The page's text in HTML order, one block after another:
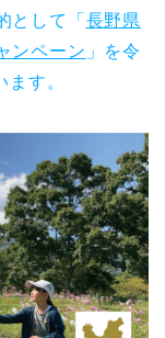
として「 長野県
ンペーン 」を令
す。